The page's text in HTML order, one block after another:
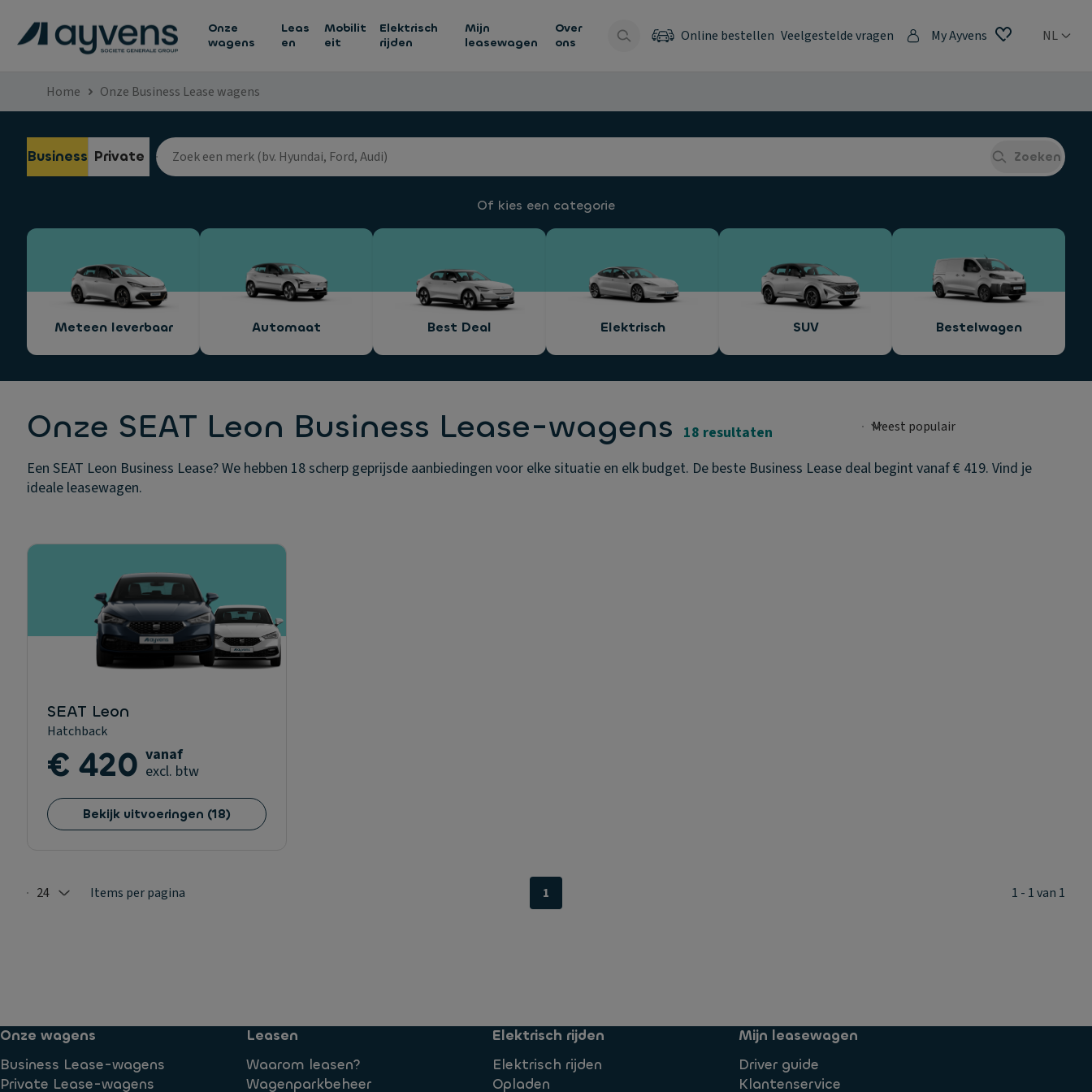
Onze
wagens
Leas
en
Mobilit
eit
Elektrisch
rijden
Mijn
leasewagen
Over
ons
Online bestellen Veelgestelde vragen My Ayvens NL
Home Onze Business Lease wagens
Business Private Zoeken
Of kies een categorie
Meteen leverbaar Automaat Best Deal Elektrisch SUV Bestelwagen
Onze SEAT Leon Business Lease-wagens 18 resultaten
Een SEAT Leon Business Lease? We hebben 18 scherp geprijsde aanbiedingen voor elke situatie en elk budget. De beste Business Lease deal begint vanaf € 419. Vind je
ideale leasewagen.
SEAT Leon
Hatchback
€ 420 vanaf
excl. btw
Bekijk uitvoeringen (18)
Selected: 24
24 Items per pagina 1 1 - 1 van 1
Onze wagens
Business Lease-wagens
Private Lease-wagens
Leasen
Waarom leasen?
Wagenparkbeheer
Elektrisch rijden
Elektrisch rijden
Opladen
Mijn leasewagen
Driver guide
Klantenservice